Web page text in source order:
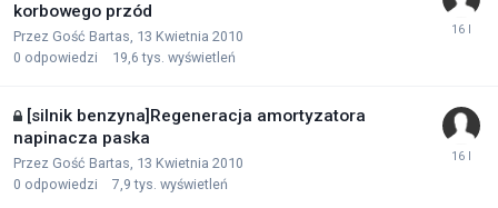
korbowego przód
Przez Gość Bartas, 13 Kwietnia 2010
0 odpowiedzi 19,6 tys. wyświetleń
[silnik benzyna]Regeneracja amortyzatora
napinacza paska
Przez Gość Bartas, 13 Kwietnia 2010
0 odpowiedzi 7,9 tys. wyświetleń